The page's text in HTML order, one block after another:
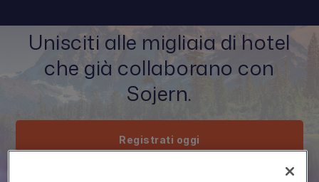
Unisciti alle migliaia di hotel
che già collaborano con
Sojern.
Registrati oggi